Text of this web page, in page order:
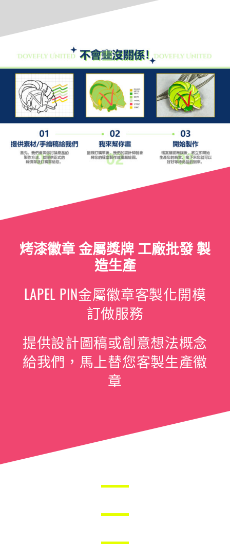
烤漆徽章 金屬獎牌 工廠批發 製
造生產
LAPEL PIN金屬徽章客製化開模
訂做服務
提供設計圖稿或創意想法概念
給我們，馬上替您客製生產徽
章